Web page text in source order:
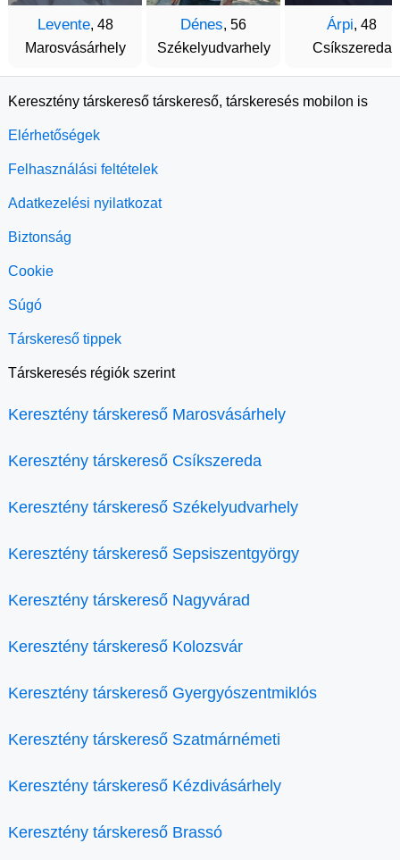
Levente, 48
Marosvásárhely
Dénes, 56
Székelyudvarhely
Árpi, 48
Csíkszereda
Keresztény társkereső társkereső, társkeresés mobilon is
Elérhetőségek
Felhasználási feltételek
Adatkezelési nyilatkozat
Biztonság
Cookie
Súgó
Társkereső tippek
Társkeresés régiók szerint
Keresztény társkereső Marosvásárhely
Keresztény társkereső Csíkszereda
Keresztény társkereső Székelyudvarhely
Keresztény társkereső Sepsiszentgyörgy
Keresztény társkereső Nagyvárad
Keresztény társkereső Kolozsvár
Keresztény társkereső Gyergyószentmiklós
Keresztény társkereső Szatmárnémeti
Keresztény társkereső Kézdivásárhely
Keresztény társkereső Brassó